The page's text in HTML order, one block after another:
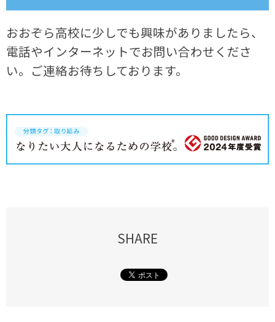
おおぞら高校に少しでも興味がありましたら、
電話やインターネットでお問い合わせくださ
い。ご連絡お待ちしております。
SHARE